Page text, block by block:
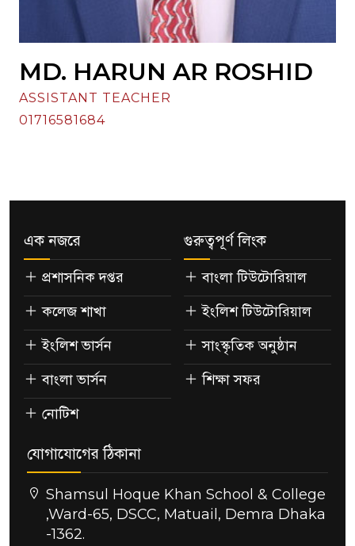
MD. HARUN AR ROSHID
ASSISTANT TEACHER
01716581684
এক নজরে
প্রশাসনিক দপ্তর
কলেজ শাখা
ইংলিশ ভার্সন
বাংলা ভার্সন
নোটিশ
গুরুত্বপূর্ণ লিংক
বাংলা টিউটোরিয়াল
ইংলিশ টিউটোরিয়াল
সাংস্কৃতিক অনুষ্ঠান
শিক্ষা সফর
যোগাযোগের ঠিকানা
Shamsul Hoque Khan School & College
,Ward-65, DSCC, Matuail, Demra Dhaka
-1362.